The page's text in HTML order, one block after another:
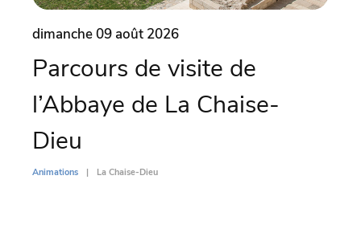
dimanche 09 août 2026
Parcours de visite de
l’Abbaye de La Chaise-
Dieu
Animations La Chaise-Dieu